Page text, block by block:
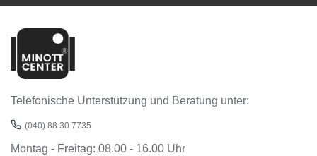
Telefonische Unterstützung und Beratung unter:
(040) 88 30 7735
Montag - Freitag: 08.00 - 16.00 Uhr